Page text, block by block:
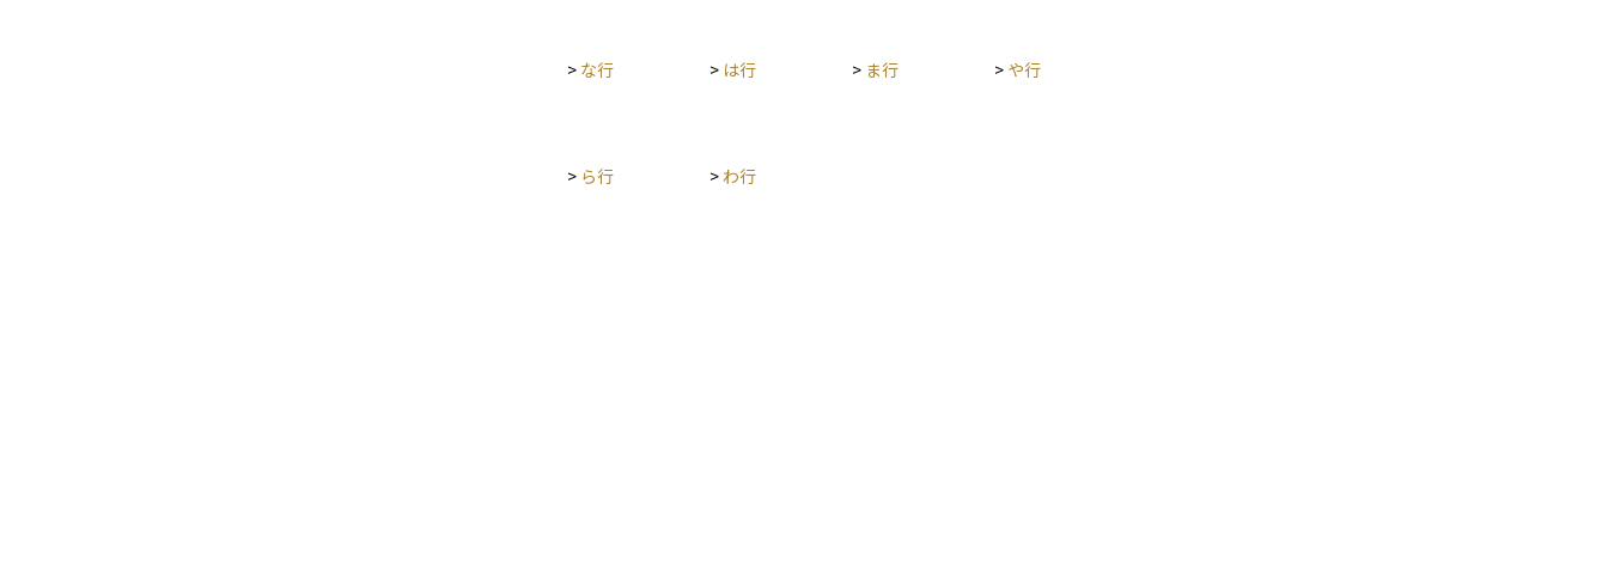
株式や債券、為替市場にも大きな影響を与えま
もあります。 このように、金融政策の動向は資産
運用において非常に重要なファクターであり、中
> な行 > は行 > ま行 > や行
> ら行 > わ行